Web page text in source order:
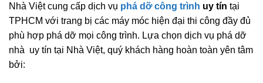
Nhà Việt cung cấp dịch vụphá dỡ công trình uy tíntại
TPHCM với trang bị các máy móc hiện đại thi công đầy đủ
phù hợp phá dỡ mọi công trình. Lựa chọn dịch vụ phá dỡ
nhà uy tín tại Nhà Việt, quý khách hàng hoàn toàn yên tâm